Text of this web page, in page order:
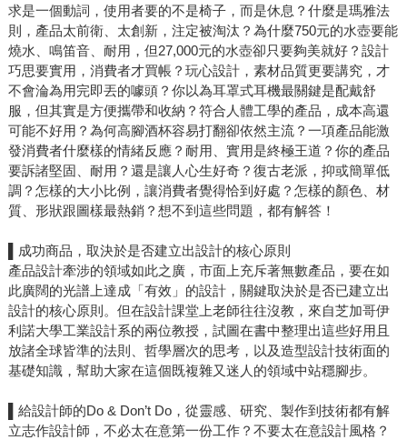
求是一個動詞，使用者要的不是椅子，而是休息？什麼是瑪雅法
則，產品太前衛、太創新，注定被淘汰？為什麼750元的水壺要能
燒水、鳴笛音、耐用，但27,000元的水壺卻只要夠美就好？設計
巧思要實用，消費者才買帳？玩心設計，素材品質更要講究，才
不會淪為用完即丟的噱頭？你以為耳罩式耳機最關鍵是配戴舒
服，但其實是方便攜帶和收納？符合人體工學的產品，成本高還
可能不好用？為何高腳酒杯容易打翻卻依然主流？一項產品能激
發消費者什麼樣的情緒反應？耐用、實用是終極王道？你的產品
要訴諸堅固、耐用？還是讓人心生好奇？復古老派，抑或簡單低
調？怎樣的大小比例，讓消費者覺得恰到好處？怎樣的顏色、材
質、形狀跟圖樣最熱銷？想不到這些問題，都有解答！
▌成功商品，取決於是否建立出設計的核心原則
產品設計牽涉的領域如此之廣，市面上充斥著無數產品，要在如
此廣闊的光譜上達成「有效」的設計，關鍵取決於是否已建立出
設計的核心原則。但在設計課堂上老師往往沒教，來自芝加哥伊
利諾大學工業設計系的兩位教授，試圖在書中整理出這些好用且
放諸全球皆準的法則、哲學層次的思考，以及造型設計技術面的
基礎知識，幫助大家在這個既複雜又迷人的領域中站穩腳步。
▌給設計師的Do & Don’t Do，從靈感、研究、製作到技術都有解
立志作設計師，不必太在意第一份工作？不要太在意設計風格？